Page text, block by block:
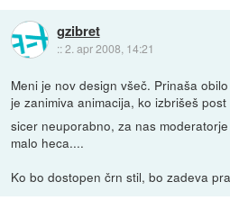
gzibret
::2. apr 2008, 14:21
Meni je nov design všeč. Prinaša
je zanimiva animacija, ko izbrišeš
sicer neuporabno, za nas
malo heca....
Ko bo dostopen črn stil, bo zadeva